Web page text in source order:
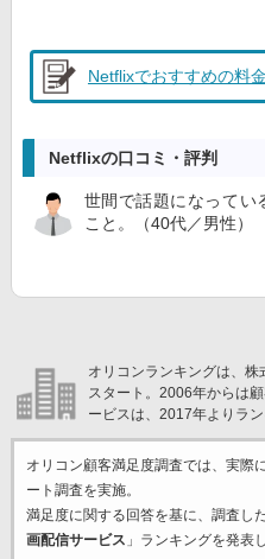
Netflixでおすすめの料
Netflixの口コミ・評判
世間で話題になってい
こと。（40代／男性）
オリコンランキングは、
スタート。2006年からは
ービスは、2017年よりラ
オリコン顧客満足度調査では、実際
ート調査を実施。
満足度に関する回答を基に、調査し
画配信サービス 」ランキングを発表